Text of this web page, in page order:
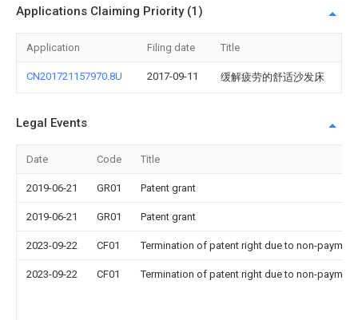
Applications Claiming Priority (1)
Application Filing date Title
CN201721157970.8U 2017-09-11 缓解疲劳的舒适沙发床
Legal Events
Date Code Title
2019-06-21 GR01 Patent grant
2019-06-21 GR01 Patent grant
2023-09-22 CF01 Termination of patent right due to non-
2023-09-22 CF01 Termination of patent right due to non-